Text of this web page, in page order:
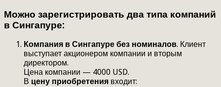
Можно зарегистрировать два типа компаний
в Сингапуре:
Компания в Сингапуре без номиналов. Клиент
выступает акционером компании и вторым
директором.
Цена компании — 4000 USD.
В цену приобретения входит: